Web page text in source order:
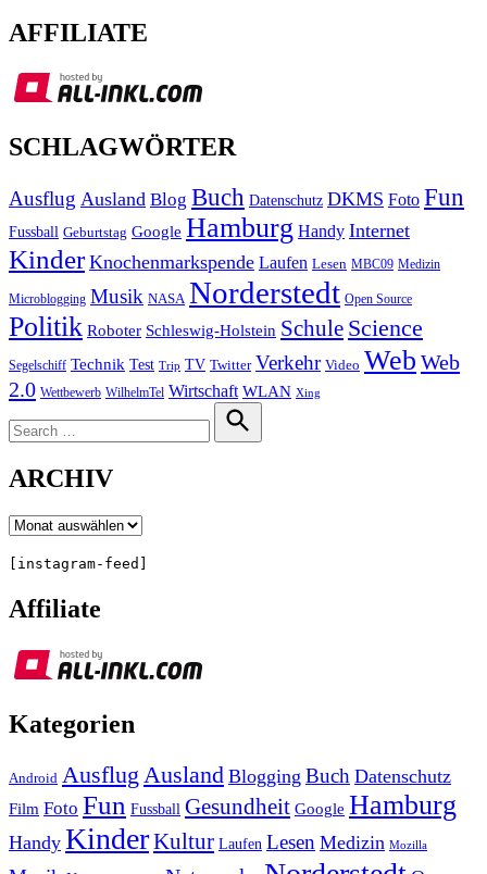
AFFILIATE
SCHLAGWÖRTER
Ausflug Ausland Blog Buch Datenschutz DKMS Foto Fun
Fussball Geburtstag Google Hamburg Handy Internet
Kinder Knochenmarkspende Laufen Lesen MBC09 Medizin
Microblogging Musik NASA Norderstedt Open Source
Politik Roboter Schleswig-Holstein Schule Science
Segelschiff Technik Test Trip TV Twitter Verkehr Video Web Web
2.0 Wettbewerb WilhelmTel Wirtschaft WLAN Xing
for:
Search
ARCHIV
Archiv
[instagram-feed]
Affiliate
Kategorien
Android Ausflug Ausland Blogging Buch Datenschutz
Film Foto Fun Fussball Gesundheit Google Hamburg
Handy KinderKultur Laufen Lesen Medizin Mozilla